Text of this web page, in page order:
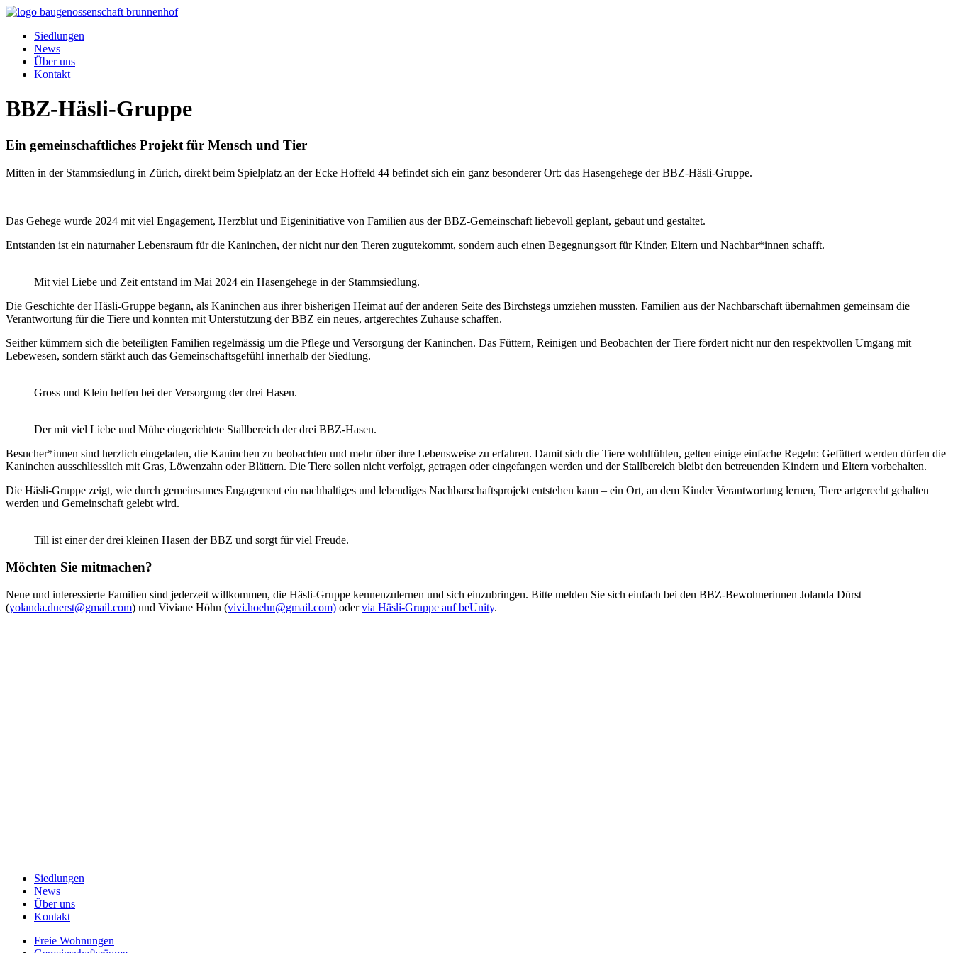
Siedlungen
News
Über uns
Kontakt
BBZ-Häsli-Gruppe
Ein gemeinschaftliches Projekt für Mensch und Tier
Mitten in der Stammsiedlung in Zürich, direkt beim Spielplatz an der Ecke Hoffeld 44 befindet sich ein ganz besonderer Ort: das Hasengehege der BBZ-Häsli-Gruppe.
Das Gehege wurde 2024 mit viel Engagement, Herzblut und Eigeninitiative von Familien aus der BBZ-Gemeinschaft liebevoll geplant, gebaut und gestaltet.
Entstanden ist ein naturnaher Lebensraum für die Kaninchen, der nicht nur den Tieren zugutekommt, sondern auch einen Begegnungsort für Kinder, Eltern und Nachbar*innen schafft.
Mit viel Liebe und Zeit entstand im Mai 2024 ein Hasengehege in der Stammsiedlung.
Die Geschichte der Häsli-Gruppe begann, als Kaninchen aus ihrer bisherigen Heimat auf der anderen Seite des Birchstegs umziehen mussten. Familien aus der Nachbarschaft übernahmen gemeinsam die
Verantwortung für die Tiere und konnten mit Unterstützung der BBZ ein neues, artgerechtes Zuhause schaffen.
Seither kümmern sich die beteiligten Familien regelmässig um die Pflege und Versorgung der Kaninchen. Das Füttern, Reinigen und Beobachten der Tiere fördert nicht nur den respektvollen Umgang mit
Lebewesen, sondern stärkt auch das Gemeinschaftsgefühl innerhalb der Siedlung.
Gross und Klein helfen bei der Versorgung der drei Hasen.
Der mit viel Liebe und Mühe eingerichtete Stallbereich der drei BBZ-Hasen.
Besucher*innen sind herzlich eingeladen, die Kaninchen zu beobachten und mehr über ihre Lebensweise zu erfahren. Damit sich die Tiere wohlfühlen, gelten einige einfache Regeln: Gefüttert werden dürfen die
Kaninchen ausschliesslich mit Gras, Löwenzahn oder Blättern. Die Tiere sollen nicht verfolgt, getragen oder eingefangen werden und der Stallbereich bleibt den betreuenden Kindern und Eltern vorbehalten.
Die Häsli-Gruppe zeigt, wie durch gemeinsames Engagement ein nachhaltiges und lebendiges Nachbarschaftsprojekt entstehen kann – ein Ort, an dem Kinder Verantwortung lernen, Tiere artgerecht gehalten
werden und Gemeinschaft gelebt wird.
Till ist einer der drei kleinen Hasen der BBZ und sorgt für viel Freude.
Möchten Sie mitmachen?
Neue und interessierte Familien sind jederzeit willkommen, die Häsli-Gruppe kennenzulernen und sich einzubringen. Bitte melden Sie sich einfach bei den BBZ-Bewohnerinnen Jolanda Dürst
(yolanda.duerst@gmail.com) und Viviane Höhn (vivi.hoehn@gmail.com) odervia Häsli-Gruppe auf beUnity.
Siedlungen
News
Über uns
Kontakt
Freie Wohnungen